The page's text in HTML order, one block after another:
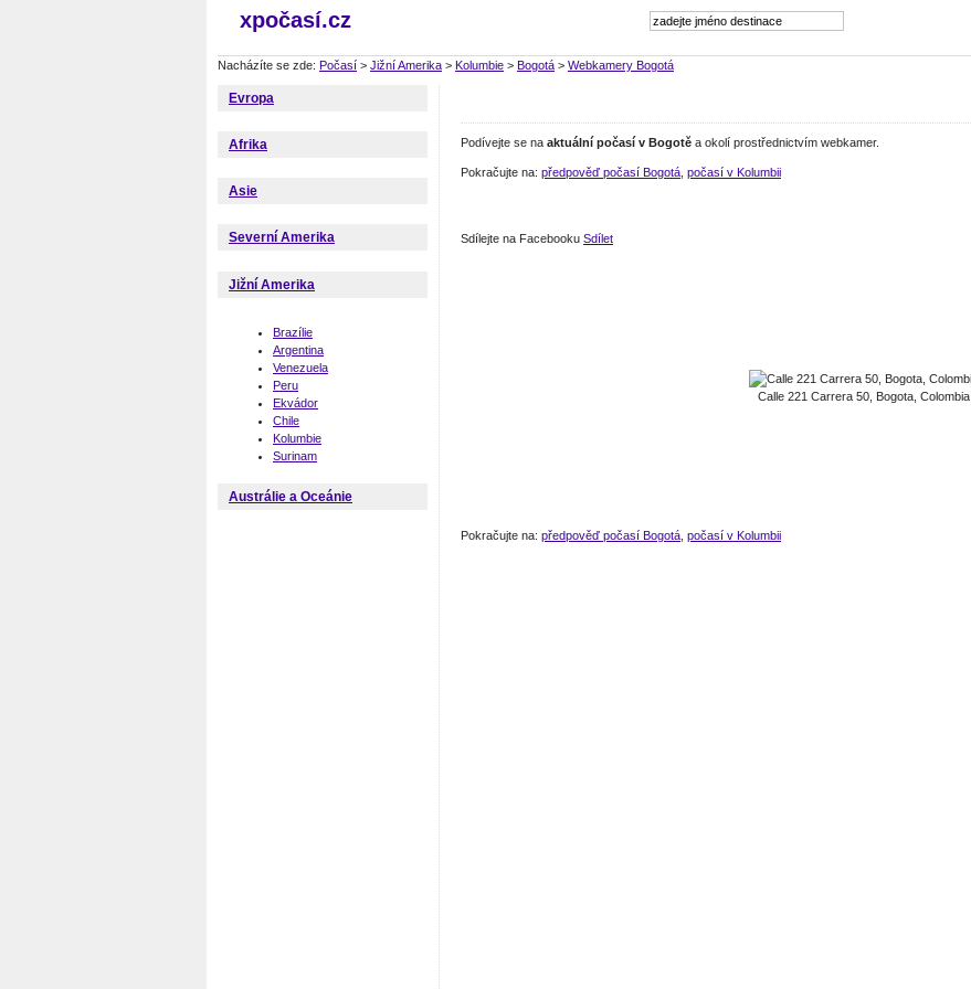
xpočasí.cz
Nacházíte se zde: Počasí > Jižní Amerika > Kolumbie > Bogotá > Webkamery Bogotá
Evropa
Afrika
Asie
Severní Amerika
Jižní Amerika
Brazílie
Argentina
Venezuela
Peru
Ekvádor
Chile
Kolumbie
Surinam
Austrálie a Oceánie
Podívejte se na aktuální počasí v Bogotě a okolí prostřednictvím webkamer.
Pokračujte na: předpověď počasí Bogotá počasí v Kolumbii
Sdílejte na Facebooku Sdílet
Calle 221 Carrera 50, Bogota, Colombia
Pokračujte na: předpověď počasí Bogotá počasí v Kolumbii